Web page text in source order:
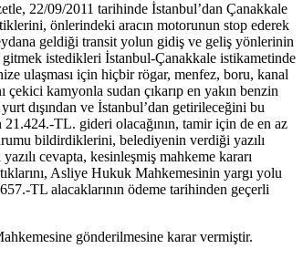
22/09/2011 tarihinde İstanbul’dan Çanakkale
önlerindeki aracın motorunun stop ederek
geldiği transit yolun gidiş ve geliş yönlerinin
gitmek istedikleri İstanbul-Çanakkale istikametinde
ulaşması için hiçbir rögar, menfez, boru, kanal
çekici kamyonla sudan çıkarıp en yakın benzin
dışından ve İstanbul’dan getirileceğini bu
21.424.-TL. gideri olacağının, tamir için de en az
bildirdiklerini, belediyenin verdiği yazılı
cevapta, kesinleşmiş mahkeme kararı
Asliye Hukuk Mahkemesinin yargı yolu
TL alacaklarının ödeme tarihinden geçerli
gönderilmesine karar vermiştir.